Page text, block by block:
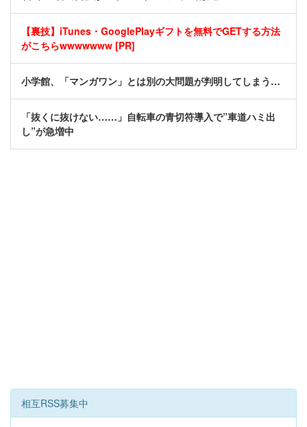
【裏技】iTunes・GooglePlayギフトを無料でGETする方法
がこちらwwwwwww [PR]
小学館、「マンガワン」とは別の大問題が判明してしまう…
「抜くに抜けない……」自転車の青切符導入で”車道ハミ出
し”が急増中
相互RSS募集中